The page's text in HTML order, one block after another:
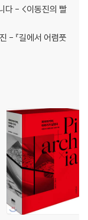
다 - <이동진의 빨
- 『길에서 어렴풋